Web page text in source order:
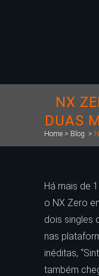
NX
DUAS
Home > Blog >
Há mais de
o NX Zero
dois singles
nas
inéditas,
também